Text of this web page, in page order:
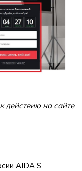
действию на сайте
AIDA S.